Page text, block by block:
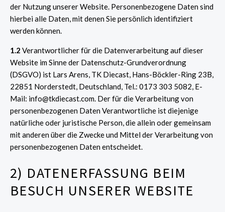
der Nutzung unserer Website. Personenbezogene Daten sind
hierbei alle Daten, mit denen Sie persönlich identifiziert
werden können.
1.2 Verantwortlicher für die Datenverarbeitung auf dieser
Website im Sinne der Datenschutz-Grundverordnung
(DSGVO) ist Lars Arens, TK Diecast, Hans-Böckler-Ring 23B,
22851 Norderstedt, Deutschland, Tel.: 0173 303 5082, E-
Mail: info@tkdiecast.com. Der für die Verarbeitung von
personenbezogenen Daten Verantwortliche ist diejenige
natürliche oder juristische Person, die allein oder gemeinsam
mit anderen über die Zwecke und Mittel der Verarbeitung von
personenbezogenen Daten entscheidet.
2) DATENERFASSUNG BEIM
BESUCH UNSERER WEBSITE